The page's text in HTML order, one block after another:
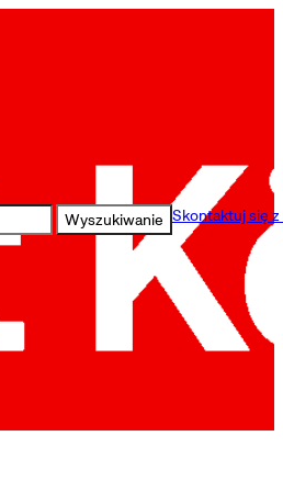
Wyszukiwanie Skontaktuj się z